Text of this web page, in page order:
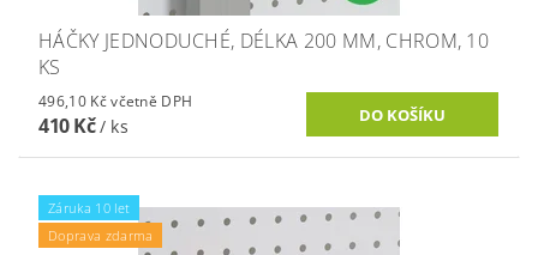
HÁČKY JEDNODUCHÉ, DÉLKA 200 MM, CHROM, 10
KS
496,10 Kč včetně DPH
410 Kč/ ks
Záruka 10 let
Doprava zdarma